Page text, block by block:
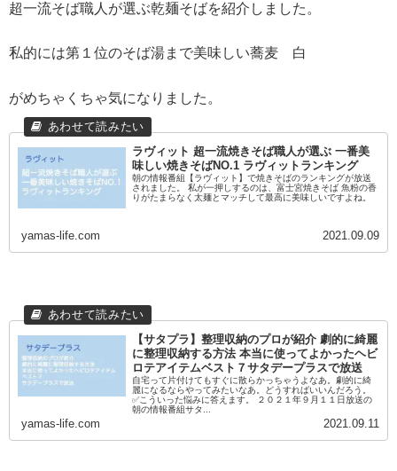
超一流そば職人が選ぶ乾麺そばを紹介しました。
私的には第１位のそば湯まで美味しい蕎麦 白
がめちゃくちゃ気になりました。
ラヴィット 超一流焼きそば職人が選ぶ 一番美
味しい焼きそばNO.1 ラヴィットランキング
朝の情報番組【ラヴィット】で焼きそばのランキングが放送
されました。 私が一押しするのは、富士宮焼きそば 魚粉の香
りがたまらなく太麺とマッチして最高に美味しいですよね。
yamas-life.com 2021.09.09
【サタプラ】整理収納のプロが紹介 劇的に綺麗
に整理収納する方法 本当に使ってよかったヘビ
ロテアイテムベスト７サタデープラスで放送
自宅って片付けてもすぐに散らかっちゃうよなあ。劇的に綺
麗になるならやってみたいなあ。どうすればいいんだろう。
✅こういった悩みに答えます。 ２０２１年９月１１日放送の
朝の情報番組サタ...
yamas-life.com 2021.09.11